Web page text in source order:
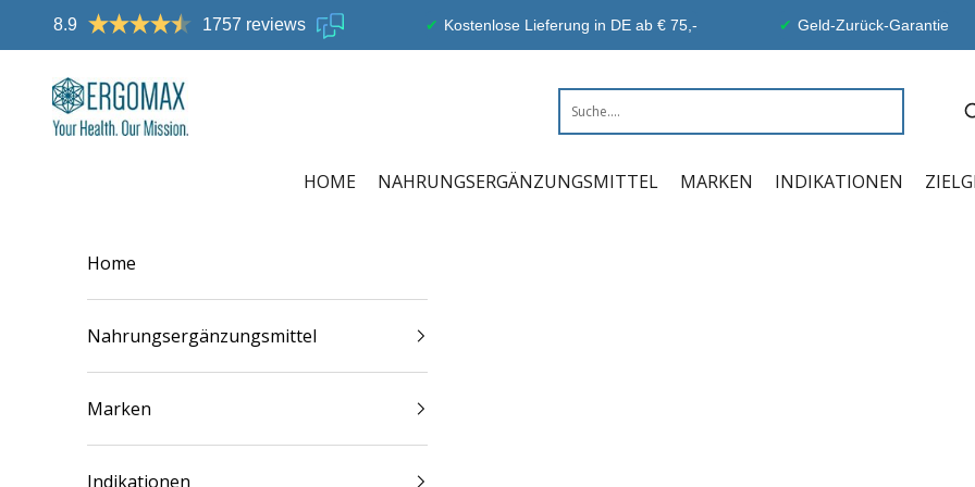
Zum Inhalt springen
8.9 1757 reviews Kostenlose Lieferung in DE ab € 75,- Geld-Zurück-Garantie
Ergomax
HOME NAHRUNGSERGÄNZUNGSMITTEL MARKEN INDIKATIONEN
Home
Nahrungsergänzungsmittel
Marken
Indikationen